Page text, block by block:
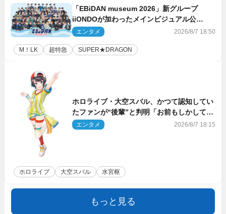
「EBiDAN museum 2026」新グループ
iiONDOが加わったメインビジュアル公
開！ 開催記念グッズラインナップも
エンタメ 2026/8/7 18:50
M！LK 超特急 SUPER★DRAGON
ホロライブ・大空スバル、かつて認知してい
たファンが“後輩”と判明「お前もしかしてあ
のときの？」
エンタメ 2026/8/7 18:15
ホロライブ 大空スバル 水宮枢
もっと見る